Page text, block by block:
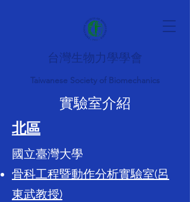
台灣生物力學學會
Taiwanese Society of Biomechanics
實驗室介紹
​北區
國立臺灣大學
骨科工程暨動作分析實驗室(呂
東武教授)